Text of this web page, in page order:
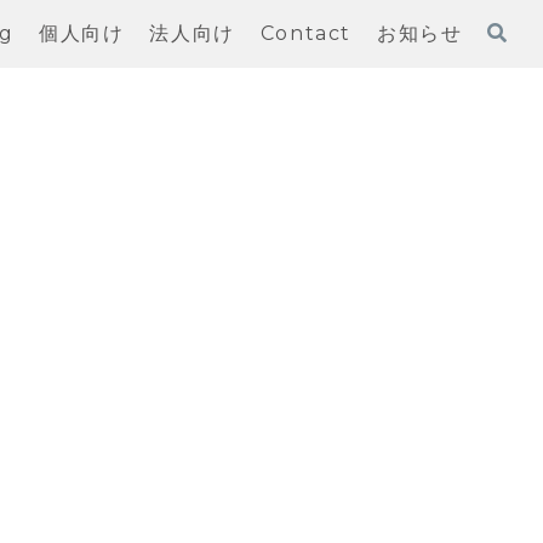
個人向け 法人向け Contact お知らせ